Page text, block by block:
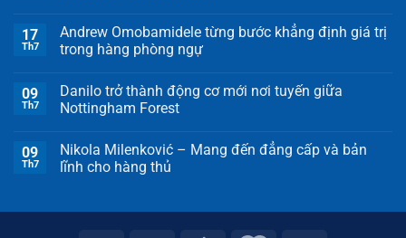
17
Th7
Andrew Omobamidele từng bước khẳng định giá trị
trong hàng phòng ngự
09
Th7
Danilo trở thành động cơ mới nơi tuyến giữa
Nottingham Forest
09
Th7
Nikola Milenković – Mang đến đẳng cấp và bản
lĩnh cho hàng thủ